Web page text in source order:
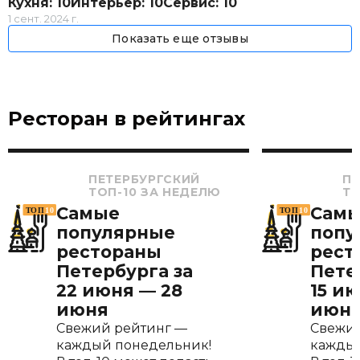
1 сент. 2024 г.
Показать еще отзывы
Ресторан в рейтингах
ПЕТЕРБУРГСКИЙ
ТОП-10 ЗА НЕДЕЛЮ
Самые
популярные
рестораны
Петербурга за
22 июня — 28
июня
Свежий рейтинг —
каждый понедельник!
15